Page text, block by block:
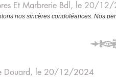
Et Marbrerie Bdl, le 20/
nos sincères condoléances. Nos
Douard, le 20/12/2024